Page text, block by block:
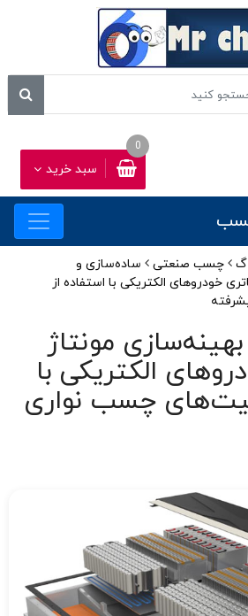
سبد خرید
0
چسب صنعتی
ساده‌سازی و
خودروهای الکتریکی با استفاده از
مونتاژ
الکتریکی با
چسب نواری